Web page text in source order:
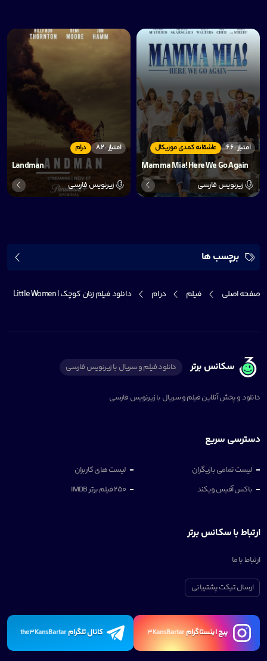
عاشقانه کمدی موزیکال امتیاز : 6.6
Mamma Mia! Here We Go Again
زیرنویس فارسی
درام امتیاز : 8.2
Landman
زیرنویس فارسی
برچسب ها
صفحه اصلی فیلم درام دانلود فیلم زنان کوچک | Little Women
سکانس برتر دانلود فیلم و سریال با زیرنویس فارسی
دانلود و پخش آنلاین فیلم و سریال با زیرنویس فارسی
دسترسی سریع
لیست تمامی بازیگران
لیست های کاربران
باکس آفیس ویکند
250 فیلم برتر IMDB
ارتباط با سکانس برتر
ارتباط با ما
ارسال تیکت پشتیبانی
پیچ اینستاگرام3KansBartar کانال تلگرامthe3KansBartar